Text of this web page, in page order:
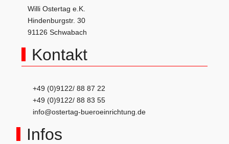
Willi Ostertag e.K.
Hindenburgstr. 30
91126 Schwabach
Kontakt
+49 (0)9122/ 88 87 22
+49 (0)9122/ 88 83 55
info@ostertag-bueroeinrichtung.de
Infos